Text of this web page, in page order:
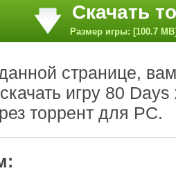
Скачать
Размер игры: [100.7
странице,
игру 80
торрент для PC.